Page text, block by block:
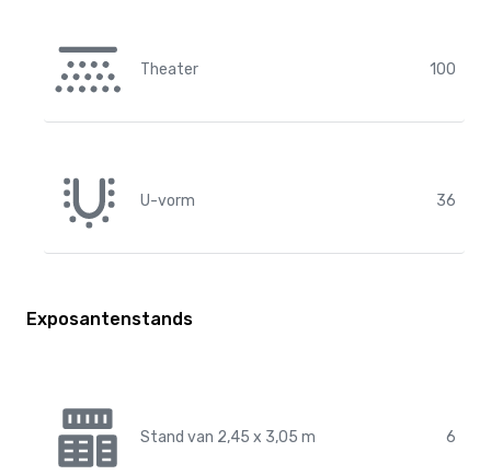
Theater 100
U-vorm 36
Exposantenstands
Stand van 2,45 x 3,05 m 6